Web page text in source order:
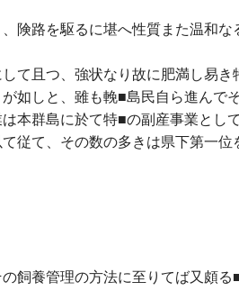
険路を駆るに堪へ性質また温和
且つ、強状なり故に肥満し易き
如しと、雖も輓■島民自ら進んで
本群島に於て特■の副産事業とし
従て、その数の多きは県下第一
飼養管理の方法に至りてば又頗